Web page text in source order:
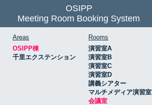
OSIPP
Meeting Room Booking System
Areas
OSIPP棟
千里エクステンション
Rooms
演習室A
演習室B
演習室C
演習室D
講義シアター
マルチメディア演習室
会議室